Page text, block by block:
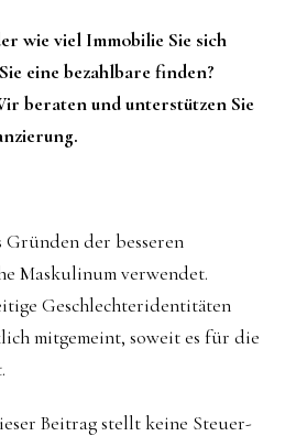
wie viel Immobilie Sie sich
eine bezahlbare finden?
beraten und unterstützen Sie
der besseren
Maskulinum verwendet.
Geschlechteridentitäten
mitgemeint, soweit es für die
Beitrag stellt keine Steuer-